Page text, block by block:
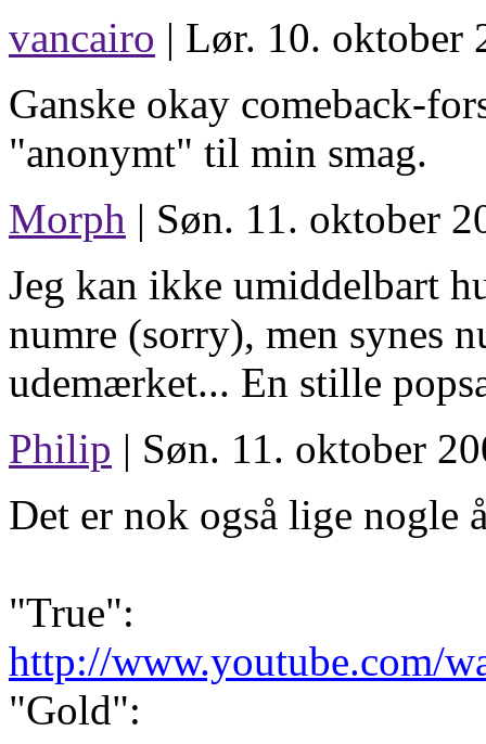
vancairo | Lør. 10. oktober
Ganske okay comeback-
"anonymt" til min smag.
Morph | Søn. 11. oktober
Jeg kan ikke umiddelbart
numre (sorry), men synes
udemærket... En stille
Philip | Søn. 11. oktober
Det er nok også lige nogle
"True":
http://www.youtube.com/
"Gold":